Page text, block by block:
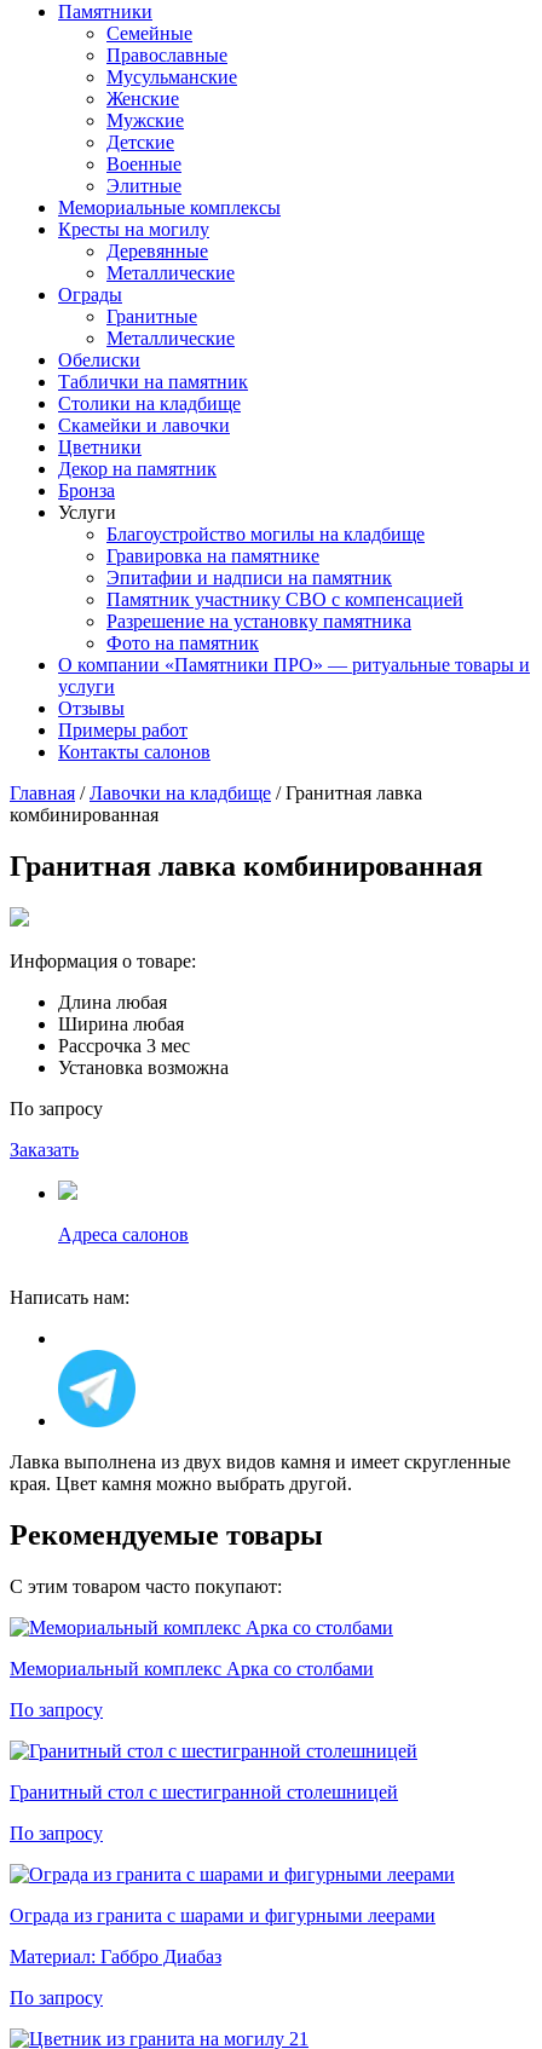
Памятники
Семейные
Православные
Мусульманские
Женские
Мужские
Детские
Военные
Элитные
Мемориальные комплексы
Кресты на могилу
Деревянные
Металлические
Ограды
Гранитные
Металлические
Обелиски
Таблички на памятник
Столики на кладбище
Скамейки и лавочки
Цветники
Декор на памятник
Бронза
Услуги
Благоустройство могилы на кладбище
Гравировка на памятнике
Эпитафии и надписи на памятник
Памятник участнику СВО с компенсацией
Разрешение на установку памятника
Фото на памятник
О компании «Памятники ПРО» — ритуальные товары и
услуги
Отзывы
Примеры работ
Контакты салонов
Главная /Лавочки на кладбище /Гранитная лавка
комбинированная
Гранитная лавка комбинированная
Информация о товаре:
Длина любая
Ширина любая
Рассрочка 3 мес
Установка возможна
По запросу
Заказать
Адреса салонов
Написать нам:
Лавка выполнена из двух видов камня и имеет скругленные
края. Цвет камня можно выбрать другой.
Рекомендуемые товары
С этим товаром часто покупают:
Мемориальный комплекс Арка со столбами
По запросу
Гранитный стол с шестигранной столешницей
По запросу
Ограда из гранита с шарами и фигурными леерами
Материал: Габбро Диабаз
По запросу